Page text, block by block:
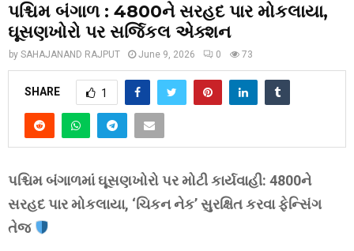
પશ્ચિમ બંગાળ : 4800ને સરહદ પાર મોકલાયા,
ઘૂસણખોરો પર સર્જિકલ એક્શન
by SAHAJANAND RAJPUT June 9, 2026 0 73
SHARE 1
પશ્ચિમ બંગાળમાં ઘૂસણખોરો પર મોટી કાર્યવાહી: 4800ને
સરહદ પાર મોકલાયા, ‘ચિકન નેક’ સુરક્ષિત કરવા ફેન્સિંગ
તેજ